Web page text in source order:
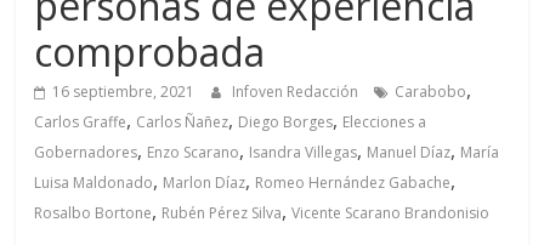
comprobada
16 septiembre, 2021 Infoven Redacción Carabobo,
Carlos Graffe, Carlos Ñañez, Diego Borges, Elecciones a
Gobernadores, Enzo Scarano, Isandra Villegas, Manuel Díaz, María
Luisa Maldonado, Marlon Díaz, Romeo Hernández Gabache,
Rosalbo Bortone, Rubén Pérez Silva,Vicente Scarano Brandonisio